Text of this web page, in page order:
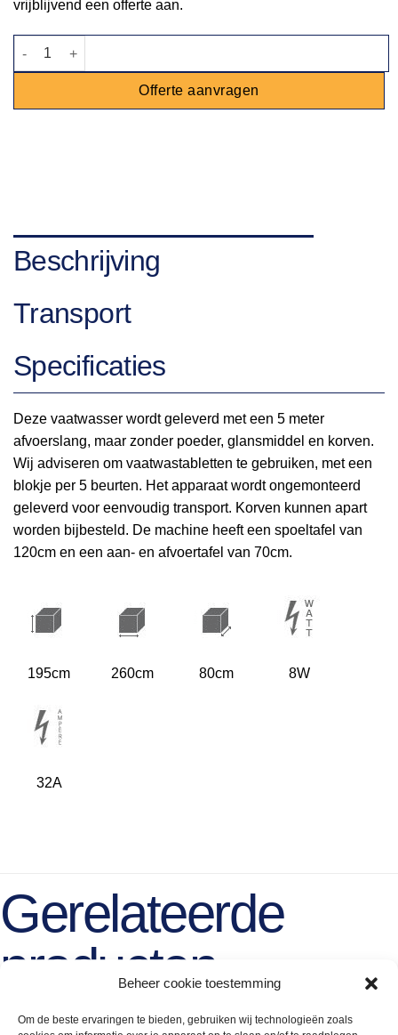
Beheer cookie toestemming
Om de beste ervaringen te bieden, gebruiken wij technologieën zoals
vrijblijvend een offerte aan.
Doorschuif afwasmachine met spoeltafel links 400V aantal
Offerte aanvragen
Beschrijving
Transport
Specificaties
Deze vaatwasser wordt geleverd met een 5 meter
afvoerslang, maar zonder poeder, glansmiddel en korven.
Wij adviseren om vaatwastabletten te gebruiken, met een
blokje per 5 beurten. Het apparaat wordt ongemonteerd
geleverd voor eenvoudig transport. Korven kunnen apart
worden bijbesteld. De machine heeft een spoeltafel van
120cm en een aan- en afvoertafel van 70cm.
195cm 260cm 80cm 8W
32A
Gerelateerde
producten